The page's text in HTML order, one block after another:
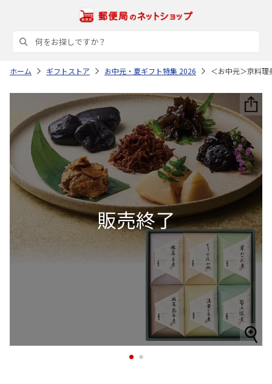
ホーム ギフトストア お中元・夏ギフト特集 2026 ＜お中元＞京料
1 2